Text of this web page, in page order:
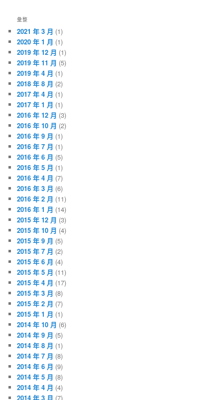
彙整
2021 年 3 月 (1)
2020 年 1 月 (1)
2019 年 12 月 (1)
2019 年 11 月 (5)
2019 年 4 月 (1)
2018 年 8 月 (2)
2017 年 4 月 (1)
2017 年 1 月 (1)
2016 年 12 月 (3)
2016 年 10 月 (2)
2016 年 9 月 (1)
2016 年 7 月 (1)
2016 年 6 月 (5)
2016 年 5 月 (1)
2016 年 4 月 (7)
2016 年 3 月 (6)
2016 年 2 月 (11)
2016 年 1 月 (14)
2015 年 12 月 (3)
2015 年 10 月 (4)
2015 年 9 月 (5)
2015 年 7 月 (2)
2015 年 6 月 (4)
2015 年 5 月 (11)
2015 年 4 月 (17)
2015 年 3 月 (8)
2015 年 2 月 (7)
2015 年 1 月 (1)
2014 年 10 月 (6)
2014 年 9 月 (5)
2014 年 8 月 (1)
2014 年 7 月 (8)
2014 年 6 月 (9)
2014 年 5 月 (8)
2014 年 4 月 (4)
2014 年 3 月 (7)